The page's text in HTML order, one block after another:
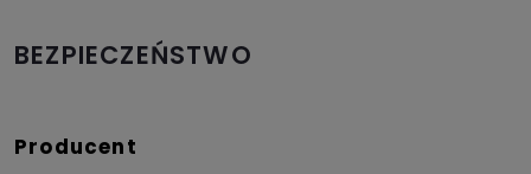
BEZPIECZEŃSTWO
Producent